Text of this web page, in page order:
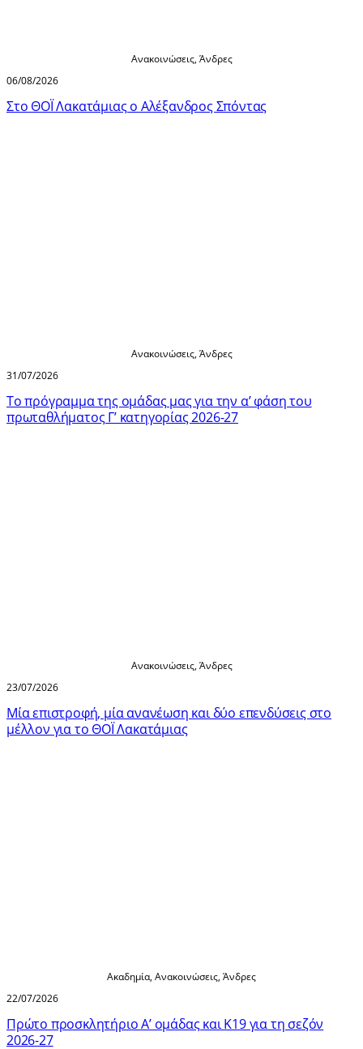
Ανακοινώσεις, Άνδρες
06/08/2026
Στο ΘΟΪ Λακατάμιας ο Αλέξανδρος Σπόντας
Ανακοινώσεις, Άνδρες
31/07/2026
Τo πρόγραμμα της ομάδας μας για την α’ φάση του
πρωταθλήματος Γ’ κατηγορίας 2026-27
Ανακοινώσεις, Άνδρες
23/07/2026
Μία επιστροφή, μία ανανέωση και δύο επενδύσεις στο
μέλλον για το ΘΟΪ Λακατάμιας
Ακαδημία, Ανακοινώσεις, Άνδρες
22/07/2026
Πρώτο προσκλητήριο Α’ ομάδας και Κ19 για τη σεζόν
2026-27